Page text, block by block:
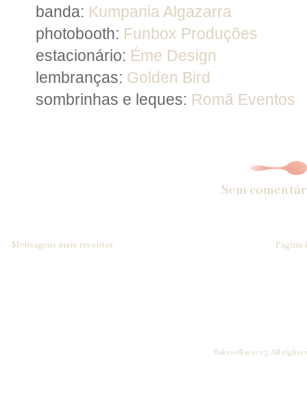
banda: Kumpania Algazarra
photobooth: Funbox Produções
estacionário: Éme Design
lembranças: Golden Bird
sombrinhas e leques: Romã Eventos
Sem
Mensagens mais recentes Página
Bakewell © 2015. All rights